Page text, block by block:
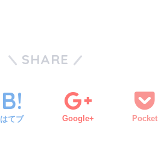
SHARE
はてブ Google+ Pocket